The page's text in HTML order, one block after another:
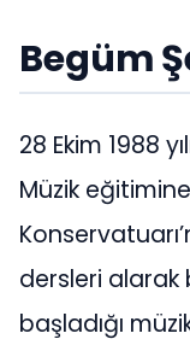
Begüm
28 Ekim 1988
Müzik
dersleri alarak
başladığı